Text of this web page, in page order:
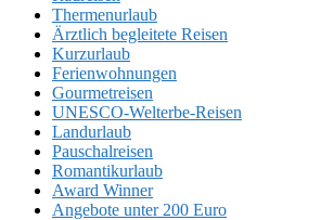
Thermenurlaub
Ärztlich begleitete Reisen
Kurzurlaub
Ferienwohnungen
Gourmetreisen
UNESCO-Welterbe-Reisen
Landurlaub
Pauschalreisen
Romantikurlaub
Award Winner
Angebote unter 200 Euro